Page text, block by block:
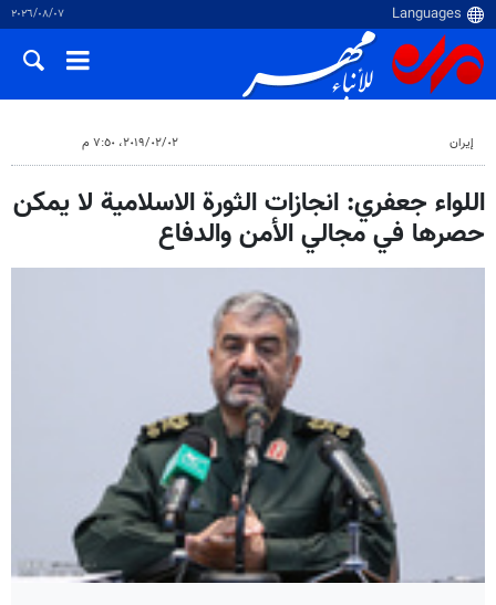
٠٧‏/٠٨‏/٢٠٢٦
إيران ٠٢‏/٠٢‏/٢٠١٩، ٧:٥٠ م
اللواء جعفري: انجازات الثورة الاسلامية لا يمكن
حصرها في مجالي الأمن والدفاع